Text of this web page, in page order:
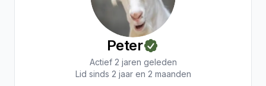
Peter
Actief 2 jaren geleden
Lid sinds 2 jaar en 2 maanden